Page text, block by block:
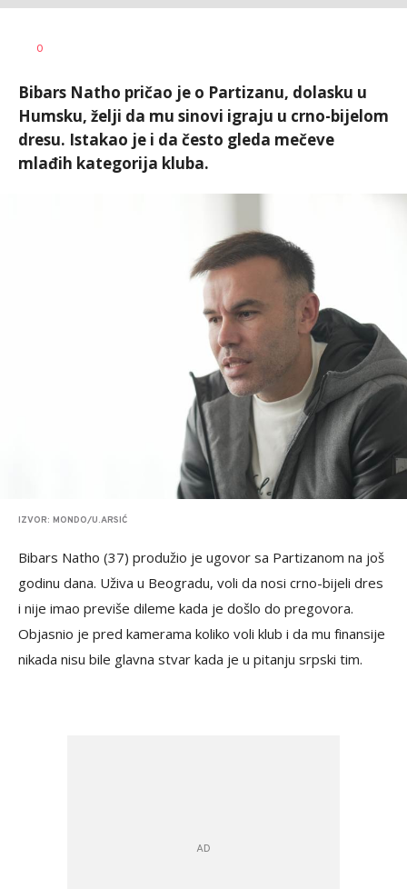
0
Bibars Natho pričao je o Partizanu, dolasku u
Humsku, želji da mu sinovi igraju u crno-bijelom
dresu. Istakao je i da često gleda mečeve
mlađih kategorija kluba.
IZVOR: MONDO/U.ARSIĆ
Bibars Natho (37) produžio je ugovor sa Partizanom na još
godinu dana. Uživa u Beogradu, voli da nosi crno-bijeli dres
i nije imao previše dileme kada je došlo do pregovora.
Objasnio je pred kamerama koliko voli klub i da mu finansije
nikada nisu bile glavna stvar kada je u pitanju srpski tim.